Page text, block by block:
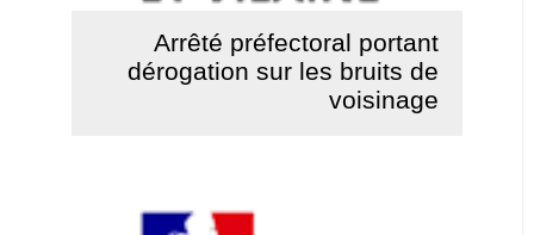
Arrêté préfectoral portant
dérogation sur les bruits de
voisinage